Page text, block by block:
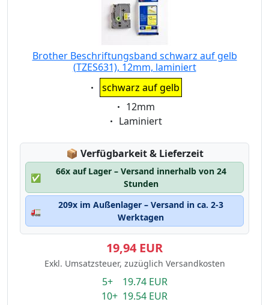
Brother Beschriftungsband schwarz auf gelb
(TZES631), 12mm, laminiert
Eigenschaft:
schwarz auf gelb
Eigenschaft:
12mm
Eigenschaft:
Laminiert
📦 Lagerstatus:
Verfügbarkeit & Lieferzeit
✅
66x auf Lager – Versand innerhalb von 24
Stunden
🚛
209x im Außenlager – Versand in ca. 2-3
Werktagen
19,94 EUR
Exkl. Umsatzsteuer, zuzüglich Versandkosten
5+ 19.74 EUR
10+ 19.54 EUR